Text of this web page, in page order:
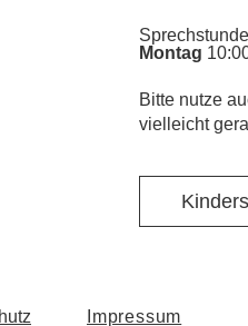
Montag
​Bitte nutze
vielleicht
Impressum